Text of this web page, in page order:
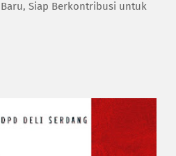
Siap Berkontribusi untuk